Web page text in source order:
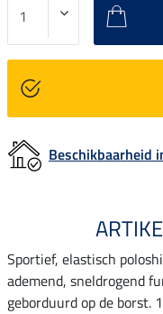
Beschikbaarheid
Sportief, elastisch
ademend, sneldrogend
geborduurd op de borst.